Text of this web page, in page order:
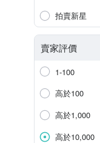
拍賣新星
賣家評價
1-100
高於100
高於1,000
高於10,000